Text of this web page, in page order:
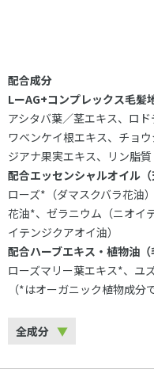
配合成分
LーAG+コンプレックス毛髪
アシタバ葉／茎エキス、ロ
ワベンケイ根エキス、チョ
ジアナ果実エキス、リン脂質
配合エッセンシャルオイル（
ローズ*（ダマスクバラ花油
花油*、ゼラニウム（ニオイ
イテンジクアオイ油）
配合ハーブエキス・植物油（
ローズマリー葉エキス*、ユ
（*はオーガニック植物成分
全成分